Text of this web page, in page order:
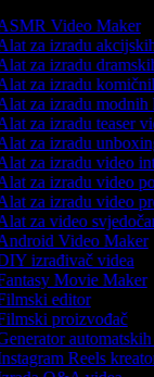
Video Maker
za izradu
za izradu
za izradu
za izradu modnih
za izradu teaser
za izradu
za izradu video
za izradu video
za izradu video
za video
Video Maker
izrađivač videa
Movie Maker
editor
proizvođač
automatskih
Reels kreator